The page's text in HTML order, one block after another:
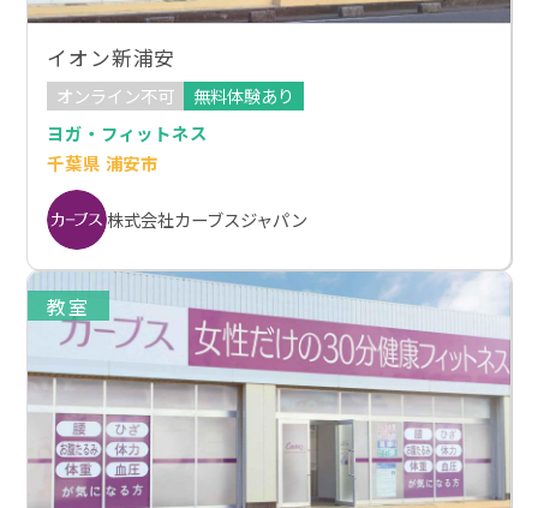
イオン新浦安
オンライン不可
無料体験あり
ヨガ・フィットネス
千葉県 浦安市
株式会社カーブスジャパン
教室